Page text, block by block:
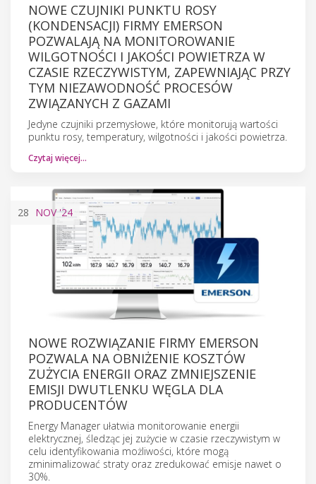
NOWE CZUJNIKI PUNKTU ROSY
(KONDENSACJI) FIRMY EMERSON
POZWALAJĄ NA MONITOROWANIE
WILGOTNOŚCI I JAKOŚCI POWIETRZA W
CZASIE RZECZYWISTYM, ZAPEWNIAJĄC PRZY
TYM NIEZAWODNOŚĆ PROCESÓW
ZWIĄZANYCH Z GAZAMI
Jedyne czujniki przemysłowe, które monitorują wartości
punktu rosy, temperatury, wilgotności i jakości powietrza.
Czytaj więcej…
28 NOV'24
NOWE ROZWIĄZANIE FIRMY EMERSON
POZWALA NA OBNIŻENIE KOSZTÓW
ZUŻYCIA ENERGII ORAZ ZMNIEJSZENIE
EMISJI DWUTLENKU WĘGLA DLA
PRODUCENTÓW
Energy Manager ułatwia monitorowanie energii
elektrycznej, śledząc jej zużycie w czasie rzeczywistym w
celu identyfikowania możliwości, które mogą
zminimalizować straty oraz zredukować emisje nawet o
30%.